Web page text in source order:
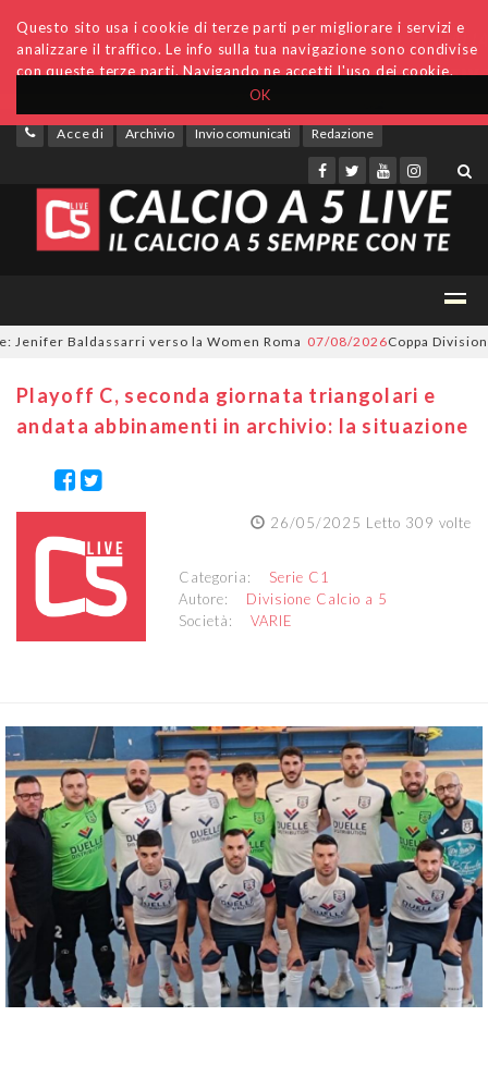
OK
Questo sito usa i cookie di terze parti per migliorare i servizi e
analizzare il traffico. Le info sulla tua navigazione sono condivise
con queste terze parti. Navigando ne accetti l'uso dei cookie.
Accedi Archivio Invio comunicati Redazione
Baldassarri verso la Women Roma 07/08/2026Coppa Divisione,
Playoff C, seconda giornata triangolari e
andata abbinamenti in archivio: la situazione
26/05/2025 Letto 309 volte
Categoria: Serie C1
Autore: Divisione Calcio a 5
Società:VARIE